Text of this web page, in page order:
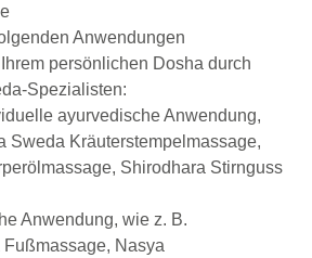
Anwendungen
persönlichen Dosha durch
Spezialisten:
ayurvedische Anwendung,
Sweda Kräuterstempelmassage,
Shirodhara Stirnguss
Anwendung, wie z. B.
Nasya